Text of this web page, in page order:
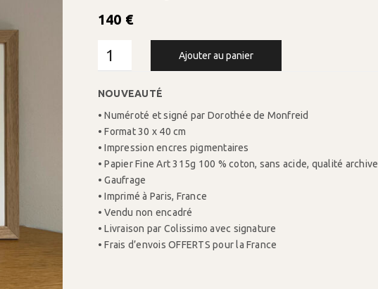
140 €
Ajouter au panier
NOUVEAUTÉ
• Numéroté et signé par Dorothée de Monfreid
• Format 30 x 40 cm
• Impression encres pigmentaires
• Papier Fine Art 315g 100 % coton, sans acide, qualité archive
• Gaufrage
• Imprimé à Paris, France
• Vendu non encadré
• Livraison par Colissimo avec signature
• Frais d’envois OFFERTS pour la France